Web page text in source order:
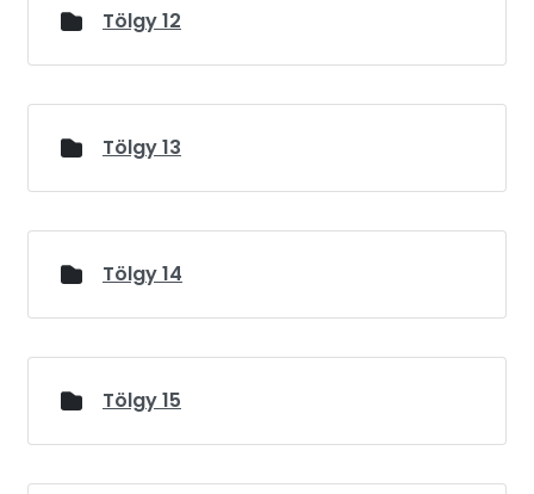
Tölgy 12
Tölgy 13
Tölgy 14
Tölgy 15